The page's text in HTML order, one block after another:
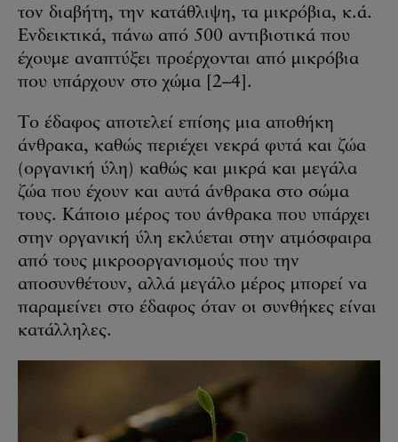
τον διαβήτη, την κατάθλιψη, τα μικρόβια, κ.ά.
Ενδεικτικά, πάνω από 500 αντιβιοτικά που
έχουμε αναπτύξει προέρχονται από μικρόβια
που υπάρχουν στο χώμα [2–4].
Το έδαφος αποτελεί επίσης μια αποθήκη
άνθρακα, καθώς περιέχει νεκρά φυτά και ζώα
(οργανική ύλη) καθώς και μικρά και μεγάλα
ζώα που έχουν και αυτά άνθρακα στο σώμα
τους. Κάποιο μέρος του άνθρακα που υπάρχει
στην οργανική ύλη εκλύεται στην ατμόσφαιρα
από τους μικροοργανισμούς που την
αποσυνθέτουν, αλλά μεγάλο μέρος μπορεί να
παραμείνει στο έδαφος όταν οι συνθήκες είναι
κατάλληλες.